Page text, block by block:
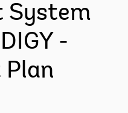
System
-
Plan